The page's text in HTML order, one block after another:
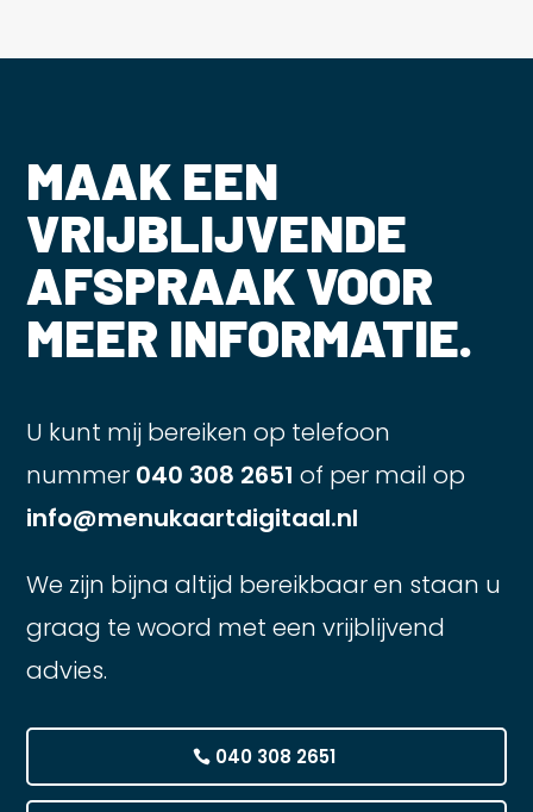
MAAK EEN
VRIJBLIJVENDE
AFSPRAAK VOOR
MEER INFORMATIE.
U kunt mij bereiken op telefoon
nummer 040 308 2651 of per mail op
info@menukaartdigitaal.nl
We zijn bijna altijd bereikbaar en staan u
graag te woord met een vrijblijvend
advies.
040 308 2651